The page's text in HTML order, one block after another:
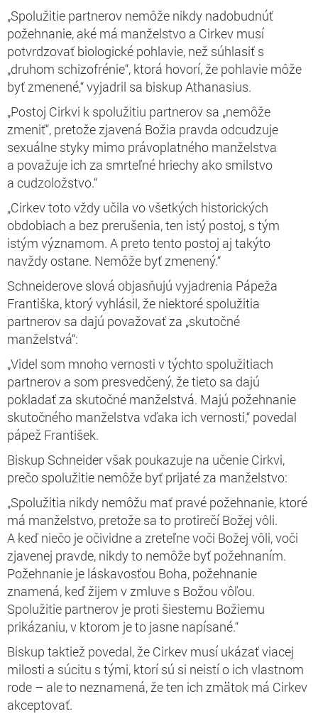
„Spolužitie partnerov nemôže nikdy nadobudnúť
požehnanie, aké má manželstvo a Cirkev musí
potvrdzovať biologické pohlavie, než súhlasiť s
„druhom schizofrénie“, ktorá hovorí, že pohlavie môže
byť zmenené,“ vyjadril sa biskup Athanasius.
„Postoj Cirkvi k spolužitiu partnerov sa „nemôže
zmeniť“, pretože zjavená Božia pravda odcudzuje
sexuálne styky mimo právoplatného manželstva
a považuje ich za smrteľné hriechy ako smilstvo
a cudzoložstvo.“
„Cirkev toto vždy učila vo všetkých historických
obdobiach a bez prerušenia, ten istý postoj, s tým
istým významom. A preto tento postoj aj takýto
navždy ostane. Nemôže byť zmenený.“
Schneiderove slová objasňujú vyjadrenia Pápeža
Františka, ktorý vyhlásil, že niektoré spolužitia
partnerov sa dajú považovať za „skutočné
manželstvá“:
„Videl som mnoho vernosti v týchto spolužitiach
partnerov a som presvedčený, že tieto sa dajú
pokladať za skutočné manželstvá. Majú požehnanie
skutočného manželstva vďaka ich vernosti,“ povedal
pápež František.
Biskup Schneider však poukazuje na učenie Cirkvi,
prečo spolužitie nemôže byť prijaté za manželstvo:
„Spolužitia nikdy nemôžu mať pravé požehnanie, ktoré
má manželstvo, pretože sa to protirečí Božej vôli.
A keď niečo je očividne a zreteľne voči Božej vôli, voči
zjavenej pravde, nikdy to nemôže byť požehnaním.
Požehnanie je láskavosťou Boha, požehnanie
znamená, keď žijem v zmluve s Božou vôľou.
Spolužitie partnerov je proti šiestemu Božiemu
prikázaniu, v ktorom je to jasne napísané.“
Biskup taktiež povedal, že Cirkev musí ukázať viacej
milosti a súcitu s tými, ktorí sú si neistí o ich vlastnom
rode – ale to neznamená, že ten ich zmätok má Cirkev
akceptovať.